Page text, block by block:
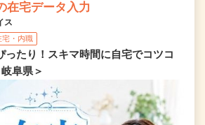
在宅データ入力
ス
宅・内職
ったり！スキマ時間に自宅でコツコ
阜県＞